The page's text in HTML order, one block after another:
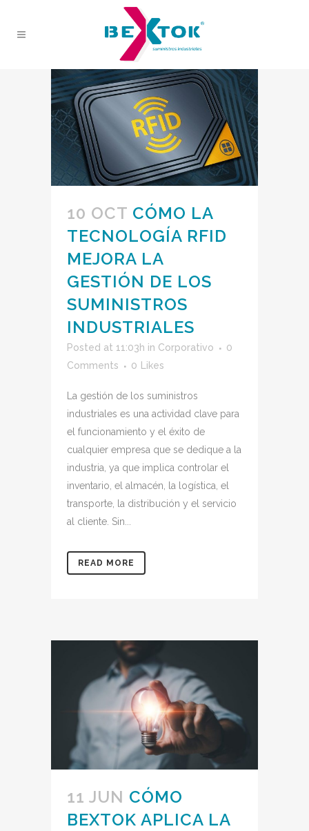
10 OCT CÓMO LA
TECNOLOGÍA RFID
MEJORA LA
GESTIÓN DE LOS
SUMINISTROS
INDUSTRIALES
Posted at 11:03h in Corporativo
0
Comments
0 Likes
La gestión de los suministros
industriales es una actividad clave para
el funcionamiento y el éxito de
cualquier empresa que se dedique a la
industria, ya que implica controlar el
inventario, el almacén, la logística, el
transporte, la distribución y el servicio
al cliente. Sin...
READ MORE
11 JUN CÓMO
BEXTOK APLICA LA